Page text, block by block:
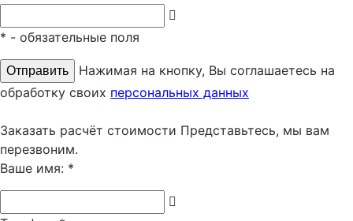
* - обязательные поля
Нажимая на кнопку, Вы соглашаетесь на
обработку своих персональных данных
Заказать расчёт стоимости Представьтесь, мы вам
перезвоним.
Ваше имя: *